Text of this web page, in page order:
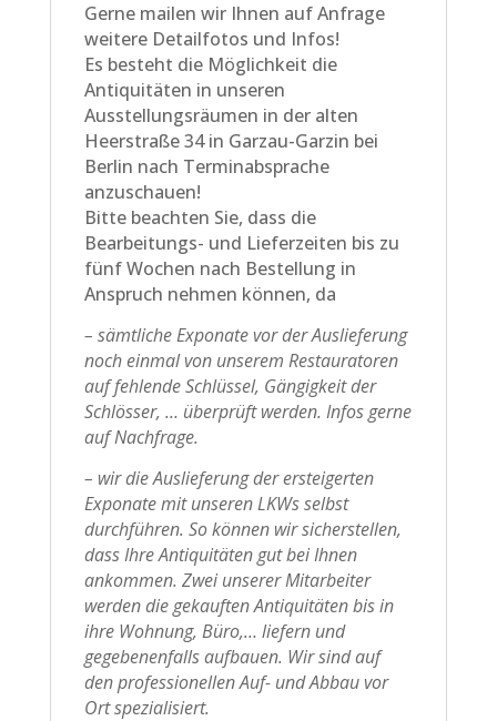
Gerne mailen wir Ihnen auf Anfrage
weitere Detailfotos und Infos!
Es besteht die Möglichkeit die
Antiquitäten in unseren
Ausstellungsräumen in der alten
Heerstraße 34 in Garzau-Garzin bei
Berlin nach Terminabsprache
anzuschauen!
Bitte beachten Sie, dass die
Bearbeitungs- und Lieferzeiten bis zu
fünf Wochen nach Bestellung in
Anspruch nehmen können, da
– sämtliche Exponate vor der Auslieferung
noch einmal von unserem Restauratoren
auf fehlende Schlüssel, Gängigkeit der
Schlösser, … überprüft werden. Infos gerne
auf Nachfrage.
– wir die Auslieferung der ersteigerten
Exponate mit unseren LKWs selbst
durchführen. So können wir sicherstellen,
dass Ihre Antiquitäten gut bei Ihnen
ankommen. Zwei unserer Mitarbeiter
werden die gekauften Antiquitäten bis in
ihre Wohnung, Büro,… liefern und
gegebenenfalls aufbauen. Wir sind auf
den professionellen Auf- und Abbau vor
Ort spezialisiert.